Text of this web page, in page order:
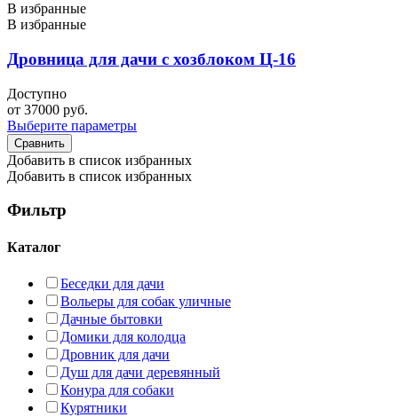
В избранные
В избранные
Дровница для дачи с хозблоком Ц-16
Доступно
от 37000 руб.
Выберите параметры
Сравнить
Добавить в список избранных
Добавить в список избранных
Фильтр
Каталог
Беседки для дачи
Вольеры для собак уличные
Дачные бытовки
Домики для колодца
Дровник для дачи
Душ для дачи деревянный
Конура для собаки
Курятники